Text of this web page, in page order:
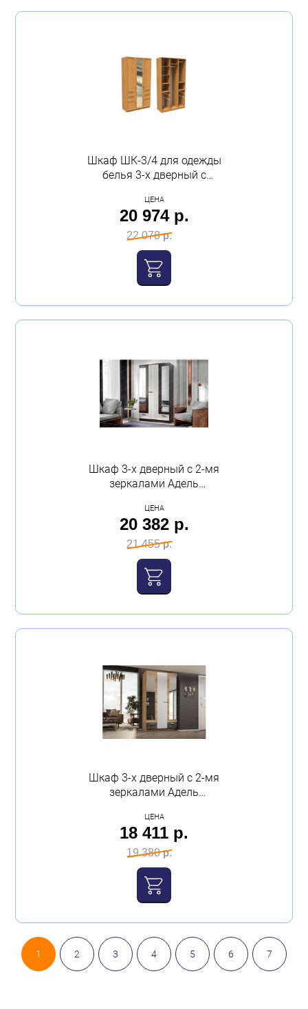
Шкаф ШК-3/4 для одежды
белья 3-х дверный с
1200х2100х520 дуб
сонома Феникс
ЦЕНА
20 974 р.
22 078 р.
Шкаф 3-х дверный с 2-мя
зеркалами Адель
лоредо Эра
ЦЕНА
20 382 р.
21 455 р.
Шкаф 3-х дверный с 2-мя
зеркалами Адель
шимо Эра
ЦЕНА
18 411 р.
19 380 р.
1 2 3 4 5 6 7